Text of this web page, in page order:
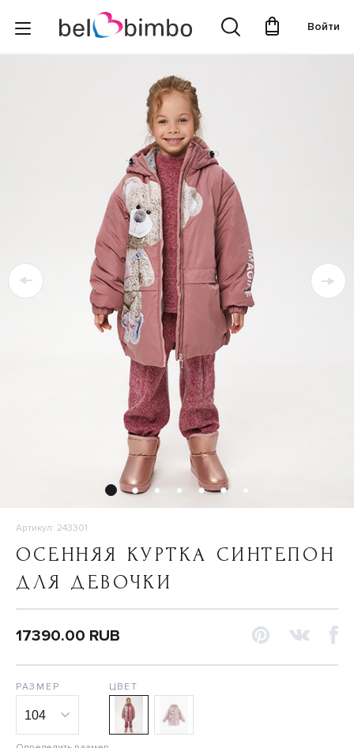
Войти
Артикул: 243301
ОСЕННЯЯ КУРТКА СИНТЕПОН
ДЛЯ ДЕВОЧКИ
17390.00 RUB
РАЗМЕР ЦВЕТ